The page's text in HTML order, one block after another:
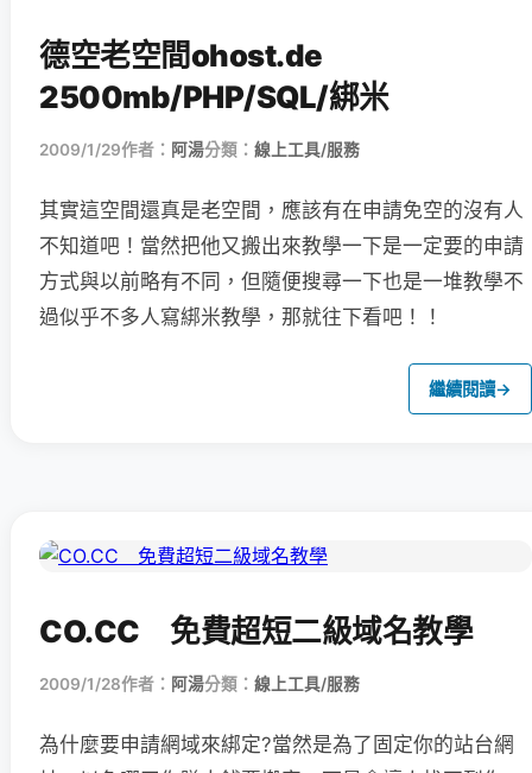
德空老空間ohost.de
2500mb/PHP/SQL/綁米
2009/1/29作者： 阿湯分類： 線上工具/服務
其實這空間還真是老空間，應該有在申請免空的沒有人
不知道吧！當然把他又搬出來教學一下是一定要的申請
方式與以前略有不同，但隨便搜尋一下也是一堆教學不
過似乎不多人寫綁米教學，那就往下看吧！！
繼續閱讀→
CO.CC 免費超短二級域名教學
2009/1/28作者： 阿湯分類： 線上工具/服務
為什麼要申請網域來綁定?當然是為了固定你的站台網